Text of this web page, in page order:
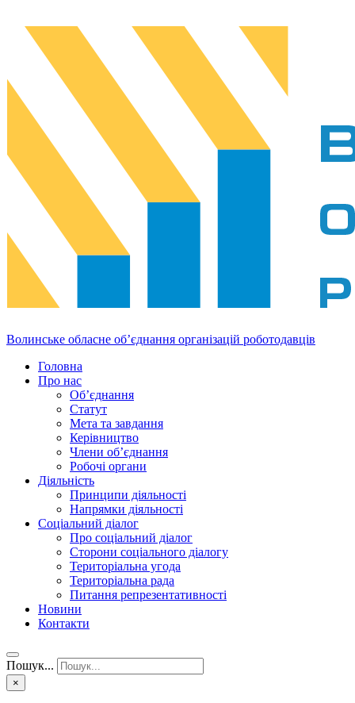
Волинське обласне об’єднання організацій роботодавців
Головна
Про нас
Об’єднання
Статут
Мета та завдання
Керівництво
Члени об’єднання
Робочі органи
Діяльність
Принципи діяльності
Напрямки діяльності
Соціальний діалог
Про соціальний діалог
Сторони соціального діалогу
Територіальна угода
Територіальна рада
Питання репрезентативності
Новини
Контакти
Пошук...
×